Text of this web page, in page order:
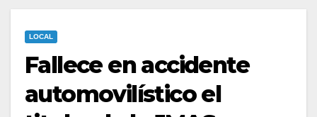
LOCAL
Fallece en accidente
automovilístico el